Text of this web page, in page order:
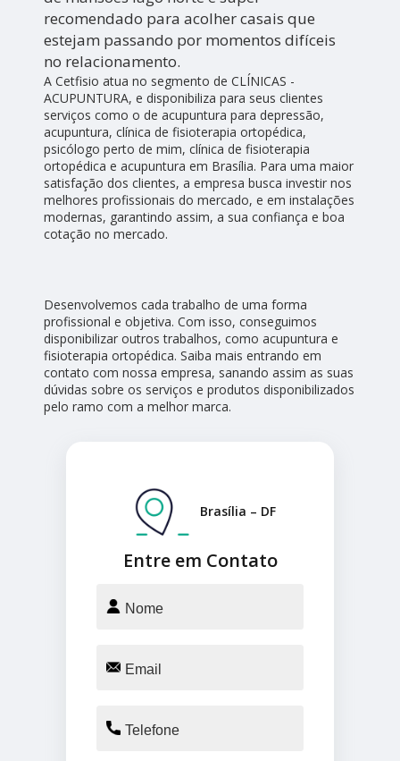
recomendado para acolher casais que
estejam passando por momentos difíceis
no relacionamento.
A Cetfisio atua no segmento de CLÍNICAS -
ACUPUNTURA, e disponibiliza para seus clientes
serviços como o de acupuntura para depressão,
acupuntura, clínica de fisioterapia ortopédica,
psicólogo perto de mim, clínica de fisioterapia
ortopédica e acupuntura em Brasília. Para uma maior
satisfação dos clientes, a empresa busca investir nos
melhores profissionais do mercado, e em instalações
modernas, garantindo assim, a sua confiança e boa
cotação no mercado.
Desenvolvemos cada trabalho de uma forma
profissional e objetiva. Com isso, conseguimos
disponibilizar outros trabalhos, como acupuntura e
fisioterapia ortopédica. Saiba mais entrando em
contato com nossa empresa, sanando assim as suas
dúvidas sobre os serviços e produtos disponibilizados
pelo ramo com a melhor marca.
Entre em Contato
Brasília – DF